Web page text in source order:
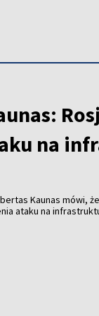
na
Kaunas mówi,
ataku na